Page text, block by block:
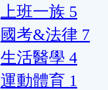
上班一族 5
國考&法律 7
生活醫學 4
運動體育 1